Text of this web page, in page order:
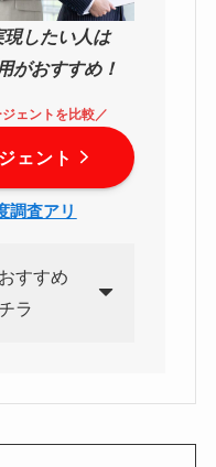
したい人は
がおすすめ！
ェントを比較／
ェント
調査アリ
すすめ
ラ